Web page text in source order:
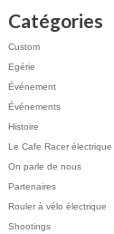
Catégories
Custom
Egérie
Événement
Événements
Histoire
Le Cafe Racer électrique
On parle de nous
Partenaires
Rouler à vélo électrique
Shootings